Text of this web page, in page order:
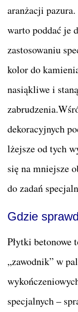
aranżacji
warto poddać je
zastosowaniu
kolor do
nasiąkliwe i
dekoracyjnych
lżejsze od tych
się na mniejsze
do zadań
Gdzie
Płytki betonowe
„zawodnik” w
specjalnych –